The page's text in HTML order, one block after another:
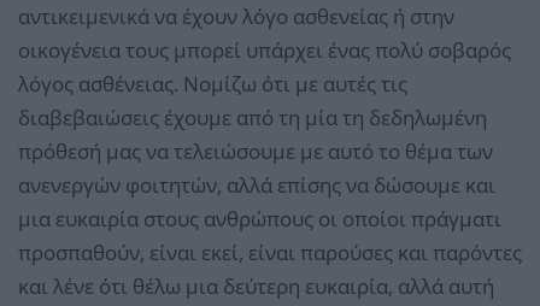
αντικειμενικά να έχουν λόγο ασθενείας ή στην
οικογένεια τους μπορεί υπάρχει ένας πολύ σοβαρός
λόγος ασθένειας. Νομίζω ότι με αυτές τις
διαβεβαιώσεις έχουμε από τη μία τη δεδηλωμένη
πρόθεσή μας να τελειώσουμε με αυτό το θέμα των
ανενεργών φοιτητών, αλλά επίσης να δώσουμε και
μια ευκαιρία στους ανθρώπους οι οποίοι πράγματι
προσπαθούν, είναι εκεί, είναι παρούσες και παρόντες
και λένε ότι θέλω μια δεύτερη ευκαιρία, αλλά αυτή